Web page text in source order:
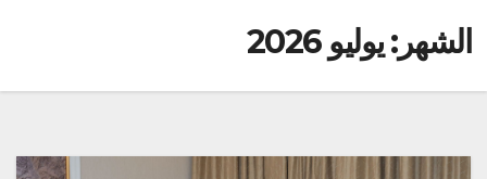
الشهر:يوليو 2026